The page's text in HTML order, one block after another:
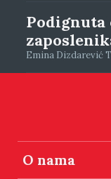
Emina Dizdarević
O nama